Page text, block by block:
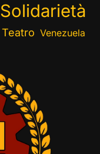
Solidarietà
Teatro Venezuela